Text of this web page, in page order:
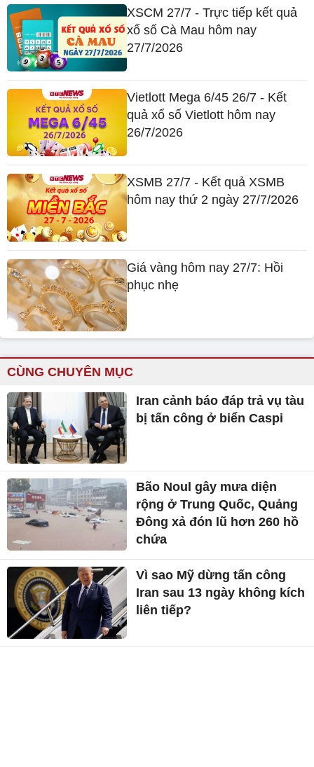
XSCM 27/7 - Trực tiếp kết quả
xổ số Cà Mau hôm nay
27/7/2026
Vietlott Mega 6/45 26/7 - Kết
quả xổ số Vietlott hôm nay
26/7/2026
XSMB 27/7 - Kết quả XSMB
hôm nay thứ 2 ngày 27/7/2026
Giá vàng hôm nay 27/7: Hồi
phục nhẹ
CÙNG CHUYÊN MỤC
Iran cảnh báo đáp trả vụ tàu
bị tấn công ở biển Caspi
Bão Noul gây mưa diện
rộng ở Trung Quốc, Quảng
Đông xả đón lũ hơn 260 hồ
chứa
Vì sao Mỹ dừng tấn công
Iran sau 13 ngày không kích
liên tiếp?